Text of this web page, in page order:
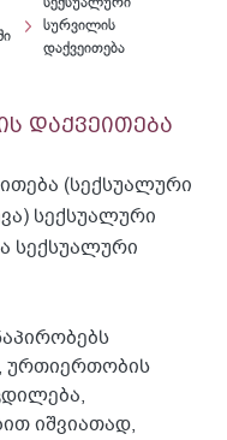
სექსუალური
სურვილის
დაქვეითება
დაქვეითება
(სექსუალური
სექსუალური
სექსუალური
ურთიერთობის
იშვიათად,